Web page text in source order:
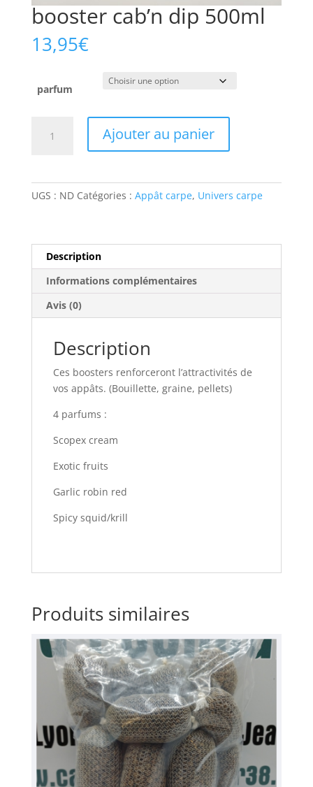
booster cab’n dip 500ml
13,95€
parfum
Ajouter au panier
UGS : ND Catégories : Appât carpe, Univers carpe
Description
Informations complémentaires
Avis (0)
Description
Ces boosters renforceront l’attractivités de
vos appâts. (Bouillette, graine, pellets)
4 parfums :
Scopex cream
Exotic fruits
Garlic robin red
Spicy squid/krill
Produits similaires